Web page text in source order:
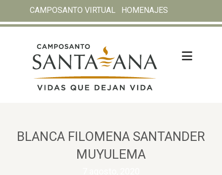
CAMPOSANTO VIRTUAL HOMENAJES
BLANCA FILOMENA SANTANDER
MUYULEMA